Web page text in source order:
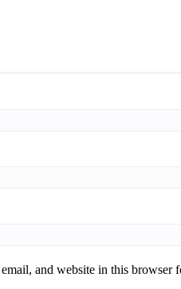
and website in this browser